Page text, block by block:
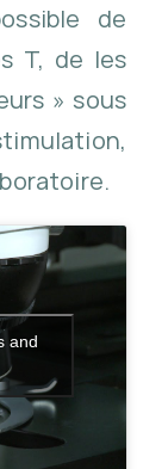
de
T, de les
» sous
and